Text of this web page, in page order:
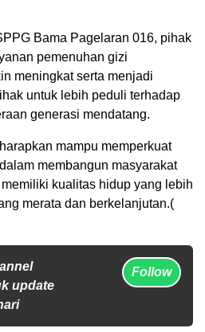
Bama Pagelaran 016, pihak
pemenuhan gizi
meningkat serta menjadi
untuk lebih peduli terhadap
generasi mendatang.
mampu memperkuat
membangun masyarakat
kualitas hidup yang lebih
merata dan berkelanjutan.(
update
Follow